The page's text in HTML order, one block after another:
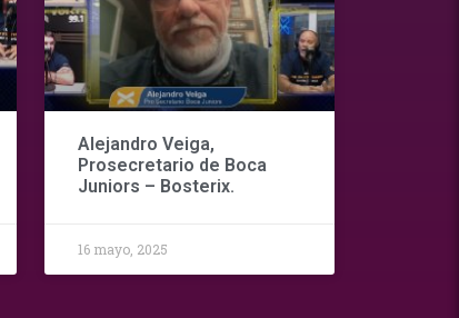
Alejandro Veiga,
Prosecretario de Boca
Juniors – Bosterix.
16 mayo, 2025